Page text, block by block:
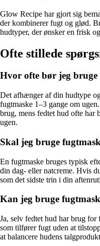
Glow Recipe har gjort sig
der kombinerer fugt og glød.
hudtyper, der ønsker en frisk
Ofte stillede
Hvor ofte bør jeg bruge
Det afhænger af din hudtype
fugtmaske 1–3 gange om
brug, mens fedtet hud ofte har
ugen.
Skal jeg bruge
En fugtmaske bruges typisk
din dag- eller natcreme. Hvis
som det sidste trin i din
Kan jeg bruge
Ja, selv fedtet hud har brug
som tilfører fugt uden at
at balancere hudens